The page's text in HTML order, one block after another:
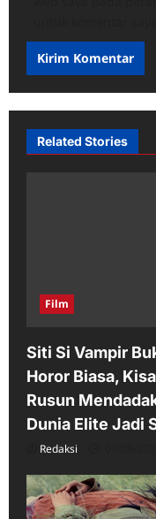
Related Stories
Film
Siti Si Vampir
Horor Biasa,
Rusun
Dunia Elite Jadi
Redaksi